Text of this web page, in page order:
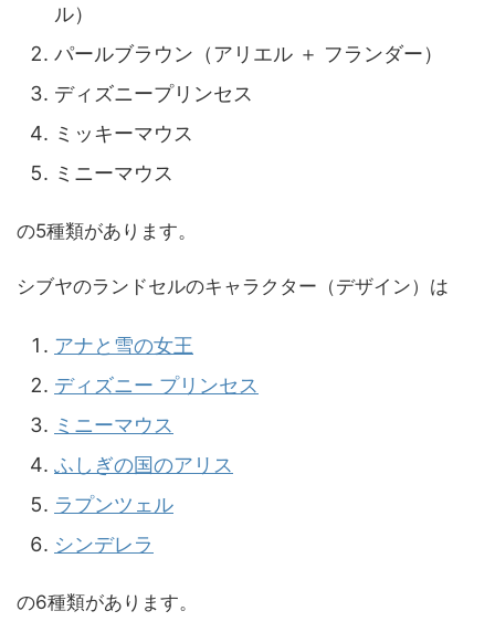
ル）
パールブラウン（アリエル ＋ フランダー）
ディズニープリンセス
ミッキーマウス
ミニーマウス
の5種類があります。
シブヤのランドセルのキャラクター（デザイン）は
アナと雪の女王
ディズニー プリンセス
ミニーマウス
ふしぎの国のアリス
ラプンツェル
シンデレラ
の6種類があります。